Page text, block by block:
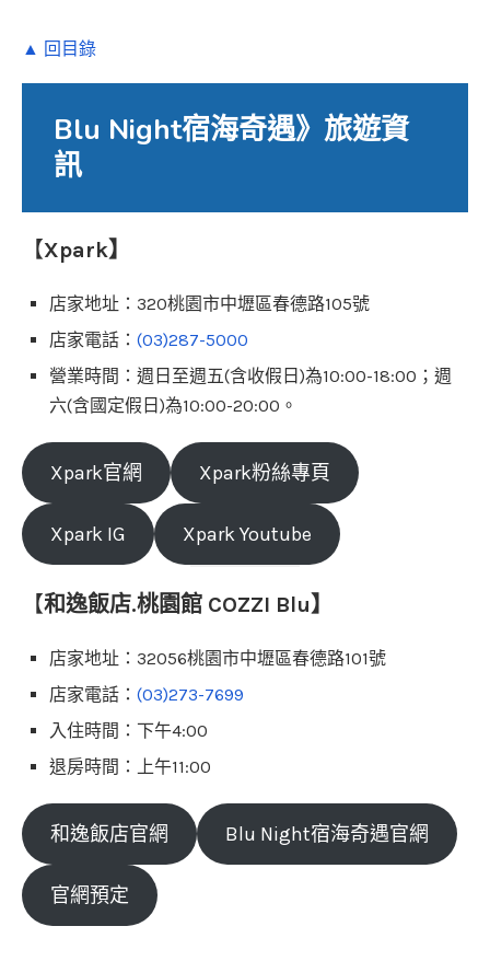
▲ 回目錄
Blu Night宿海奇遇》旅遊資
訊
【Xpark】
店家地址：320桃園市中壢區春德路105號
店家電話： (03)287-5000
營業時間：週日至週五(含收假日)為10:00-18:00；週
六(含國定假日)為10:00-20:00。
Xpark官網 Xpark粉絲專頁
Xpark IG Xpark Youtube
【和逸飯店.桃園館 COZZI Blu】
店家地址：32056桃園市中壢區春德路101號
店家電話： (03)273-7699
入住時間：下午4:00
退房時間：上午11:00
和逸飯店官網 Blu Night宿海奇遇官網
官網預定